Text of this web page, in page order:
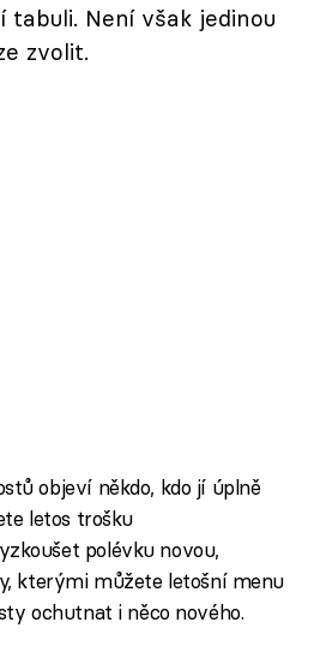
Není však jedinou
zvolit.
objeví někdo, kdo jí úplně
letos trošku
polévku novou,
kterými můžete letošní menu
ochutnat i něco nového.